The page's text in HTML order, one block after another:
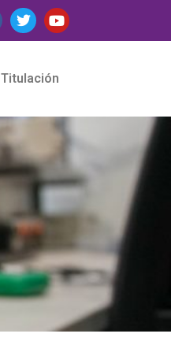
Titulación